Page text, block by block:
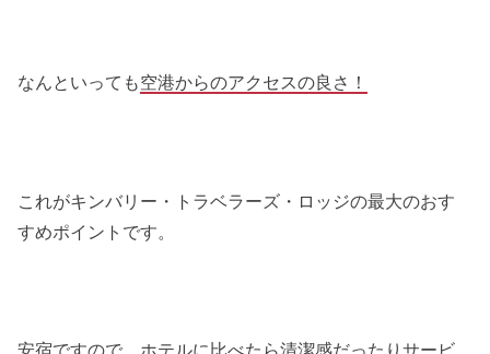
なんといっても空港からのアクセスの良さ！
これがキンバリー・トラベラーズ・ロッジの最大のおす
すめポイントです。